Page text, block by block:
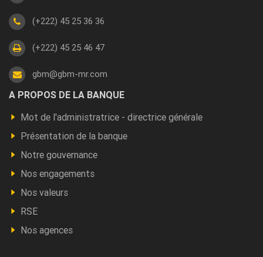
(+222) 45 25 36 36
(+222) 45 25 46 47
gbm@gbm-mr.com
Footer
a
propos
A PROPOS DE LA BANQUE
Mot de l'administratrice - directrice générale
Présentation de la banque
Notre gouvernance
Nos engagements
Nos valeurs
RSE
Nos agences